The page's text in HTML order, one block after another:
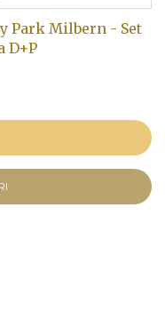
Park Milbern - Set
D+P